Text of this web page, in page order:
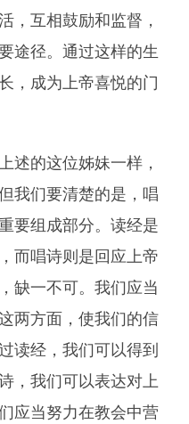
，互相鼓励和监督，
途径。通过这样的生
，成为上帝喜悦的门
述的这位姊妹一样，
我们要清楚的是，唱
要组成部分。读经是
而唱诗则是回应上帝
缺一不可。我们应当
两方面，使我们的信
读经，我们可以得到
，我们可以表达对上
应当努力在教会中营